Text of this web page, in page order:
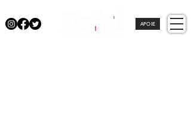
APOIE